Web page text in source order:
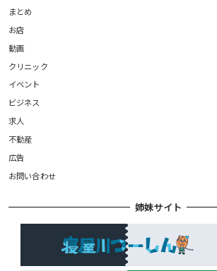
まとめ
お店
動画
クリニック
イベント
ビジネス
求人
不動産
広告
お問い合わせ
姉妹サイト